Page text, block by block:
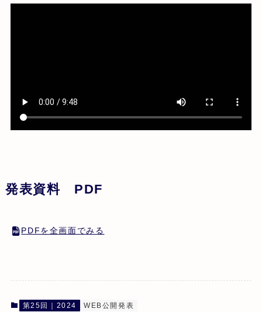
発表資料 PDF
PDFを全画面でみる
第25回｜2024 WEB公開発表